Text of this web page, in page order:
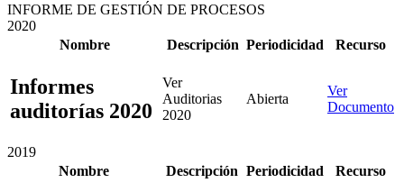
INFORME DE GESTIÓN DE PROCESOS
2020
Nombre
Descripción Periodicidad Recurso
Informes
auditorías 2020
Ver
Auditorias
2020
Abierta
Ver
Documento
2019
Nombre
Descripción Periodicidad Recurso